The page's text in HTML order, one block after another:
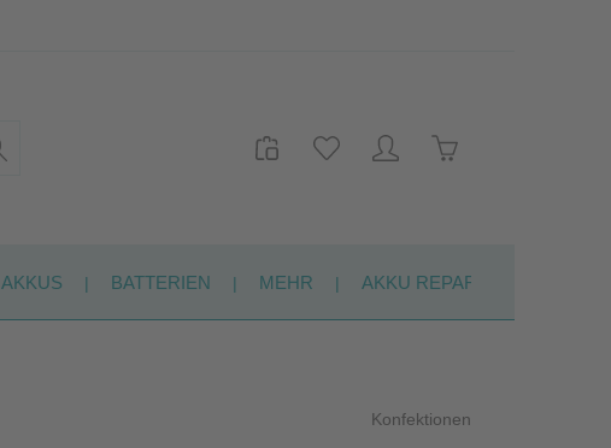
AKKUS BATTERIEN MEHR AKKU REPARATUR
Konfektionen